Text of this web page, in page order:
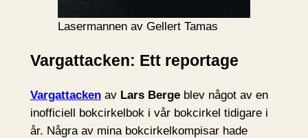
Lasermannen av Gellert Tamas
Vargattacken: Ett reportage
Vargattackenav Lars Bergeblev något av en
inofficiell bokcirkelbok i vår bokcirkel tidigare i
år. Några av mina bokcirkelkompisar hade